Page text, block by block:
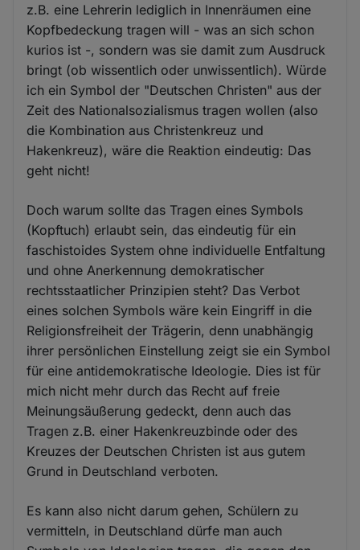
z.B. eine Lehrerin lediglich in Innenräumen eine
Kopfbedeckung tragen will - was an sich schon
kurios ist -, sondern was sie damit zum Ausdruck
bringt (ob wissentlich oder unwissentlich). Würde
ich ein Symbol der "Deutschen Christen" aus der
Zeit des Nationalsozialismus tragen wollen (also
die Kombination aus Christenkreuz und
Hakenkreuz), wäre die Reaktion eindeutig: Das
geht nicht!
Doch warum sollte das Tragen eines Symbols
(Kopftuch) erlaubt sein, das eindeutig für ein
faschistoides System ohne individuelle Entfaltung
und ohne Anerkennung demokratischer
rechtsstaatlicher Prinzipien steht? Das Verbot
eines solchen Symbols wäre kein Eingriff in die
Religionsfreiheit der Trägerin, denn unabhängig
ihrer persönlichen Einstellung zeigt sie ein Symbol
für eine antidemokratische Ideologie. Dies ist für
mich nicht mehr durch das Recht auf freie
Meinungsäußerung gedeckt, denn auch das
Tragen z.B. einer Hakenkreuzbinde oder des
Kreuzes der Deutschen Christen ist aus gutem
Grund in Deutschland verboten.
Es kann also nicht darum gehen, Schülern zu
vermitteln, in Deutschland dürfe man auch